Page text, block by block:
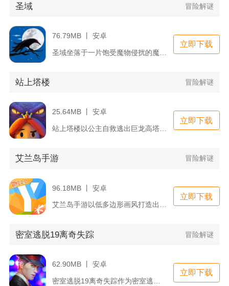
圣域 冒险解谜
76.79MB 丨 安卓
立即下载
站上塔楼 冒险解谜
25.64MB 丨 安卓
站上塔楼以公主自救逃出巨龙高塔为核心剧情，采用2.5D垂直闯...
立即下载
艾兰岛手游 冒险解谜
96.18MB 丨 安卓
艾兰岛手游以低多边形画风打造出由众多岛屿构成的开放世界，玩家...
立即下载
密室逃脱19离奇失踪 冒险解谜
62.90MB 丨 安卓
立即下载